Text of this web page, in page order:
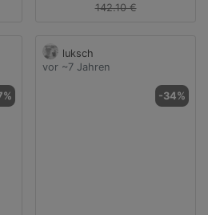
142.10 €
luksch
vor ~7 Jahren
-34%